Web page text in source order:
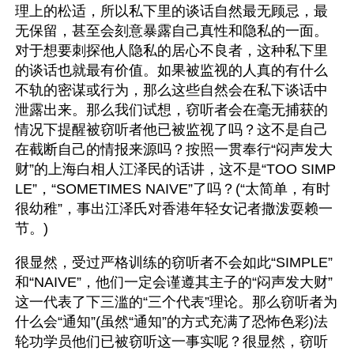
理上的松适，所以私下里的谈话自然最无顾忌，最
无保留，甚至会刻意暴露自己真性和隐私的一面。
对于想要刺探他人隐私的居心不良者，这种私下里
的谈话也就最有价值。如果被监视的人真的有什么
不轨的密谋或行为，那么这些自然会在私下谈话中
泄露出来。那么我们试想，窃听者会在毫无捕获的
情况下提醒被窃听者他已被监视了吗？这不是自己
在截断自己的情报来源吗？按照一贯奉行“闷声发大
财”的上海白相人江泽民的话讲，这不是“TOO SIMP
LE”，“SOMETIMES NAIVE”了吗？(“太简单，有时
很幼稚”，事出江泽氏对香港年轻女记者撒泼耍赖一
节。)
很显然，受过严格训练的窃听者不会如此“SIMPLE”
和“NAIVE”，他们一定会谨遵其主子的“闷声发大财”
这一代表了下三滥的“三个代表”理论。那么窃听者为
什么会“通知”(虽然“通知”的方式充满了恐怖色彩)法
轮功学员他们已被窃听这一事实呢？很显然，窃听